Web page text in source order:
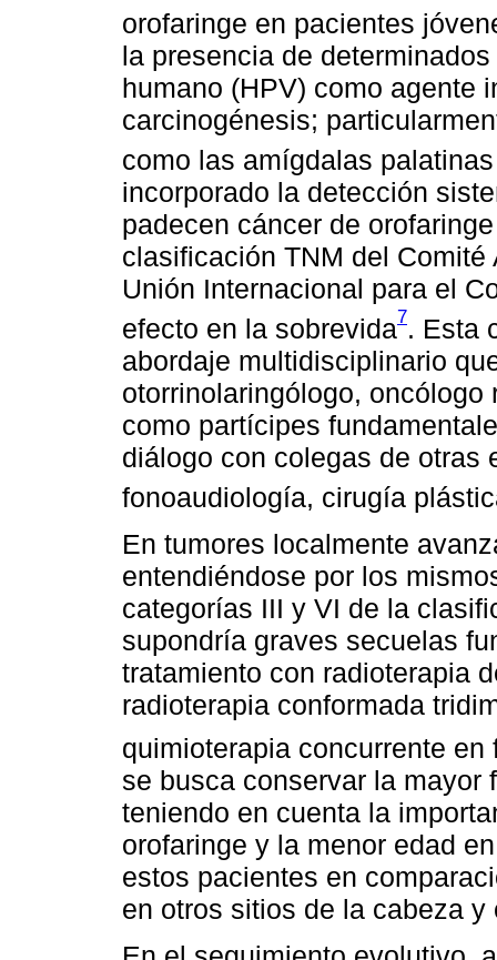
orofaringe en pacientes
la presencia de
humano (HPV) como agente
carcinogénesis;
como las amígdalas
incorporado la detección
padecen cáncer de
clasificación TNM del
Unión Internacional para el
efecto en la sobrevida7. Esta
abordaje multidisciplinario
otorrinolaringólogo,
como partícipes
diálogo con colegas de otras
fonoaudiología, cirugía
En tumores localmente
entendiéndose por los
categorías III y VI de la
supondría graves secuelas
tratamiento con radioterapia
radioterapia conformada
quimioterapia concurrente en
se busca conservar la mayor
teniendo en cuenta la
orofaringe y la menor edad
estos pacientes en
en otros sitios de la cabeza y